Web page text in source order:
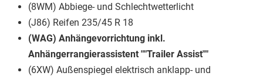
(8WM) Abbiege- und Schlechtwetterlicht
(J86) Reifen 235/45 R 18
(WAG) Anhängevorrichtung inkl.
Anhängerrangierassistent ""Trailer Assist""
(6XW) Außenspiegel elektrisch anklapp- und